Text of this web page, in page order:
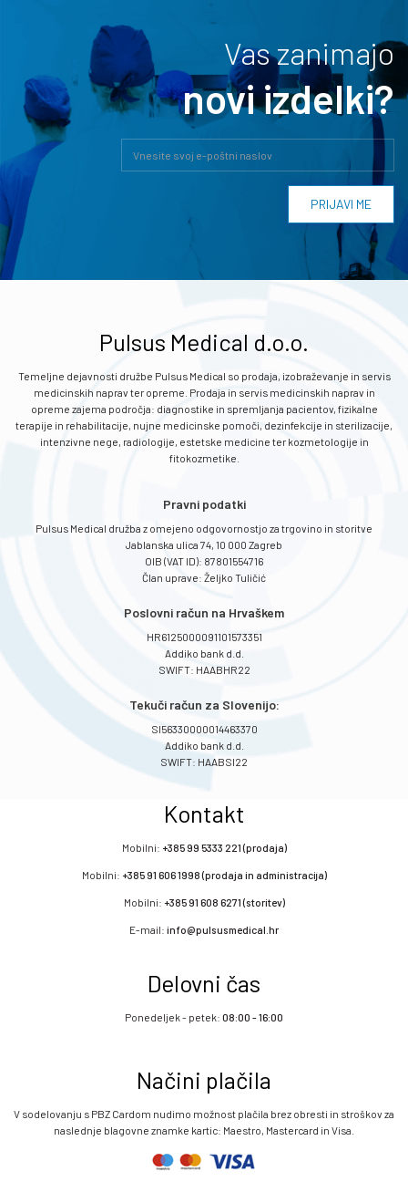
Vas zanimajo
novi izdelki?
Pulsus Medical d.o.o.
Temeljne dejavnosti družbe Pulsus Medical so prodaja, izobraževanje in servis
medicinskih naprav ter opreme. Prodaja in servis medicinskih naprav in
opreme zajema področja: diagnostike in spremljanja pacientov, fizikalne
terapije in rehabilitacije, nujne medicinske pomoči, dezinfekcije in sterilizacije,
intenzivne nege, radiologije, estetske medicine ter kozmetologije in
fitokozmetike.
Pravni podatki
Pulsus Medical družba z omejeno odgovornostjo za trgovino in storitve
Jablanska ulica 74, 10 000 Zagreb
OIB (VAT ID): 87801554716
Član uprave: Željko Tuličić
Poslovni račun na Hrvaškem
HR6125000091101573351
Addiko bank d.d.
SWIFT: HAABHR22
Tekuči račun za Slovenijo:
SI56330000014463370
Addiko bank d.d.
SWIFT: HAABSI22
Kontakt
Mobilni: +385 99 5333 221 (prodaja)
Mobilni: +385 91 606 1998 (prodaja in administracija)
Mobilni: +385 91 608 6271 (storitev)
E-mail: info@pulsusmedical.hr
Delovni čas
Ponedeljek - petek: 08:00 - 16:00
Načini plačila
V sodelovanju s PBZ Cardom nudimo možnost plačila brez obresti in stroškov za
naslednje blagovne znamke kartic: Maestro, Mastercard in Visa.